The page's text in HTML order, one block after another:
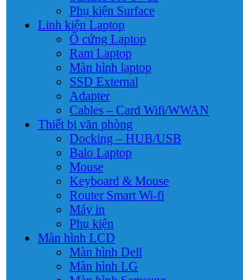
Phụ kiện Surface
Linh kiện Laptop
Ổ cứng Laptop
Ram Laptop
Màn hình laptop
SSD External
Adapter
Cables – Card Wifi/WWAN
Thiết bị văn phòng
Docking – HUB/USB
Balo Laptop
Mouse
Keyboard & Mouse
Router Smart Wi-fi
Máy in
Phụ kiện
Màn hình LCD
Màn hình Dell
Màn hình LG